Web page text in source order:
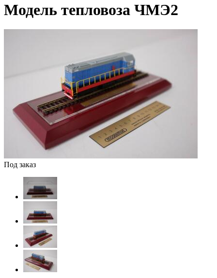
Модель тепловоза ЧМЭ2
Под заказ